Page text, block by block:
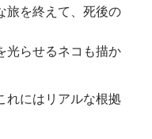
旅を終えて、死後の
光らせるネコも描か
れにはリアルな根拠